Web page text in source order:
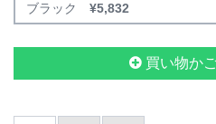
ブラック ¥5,832
買い物か